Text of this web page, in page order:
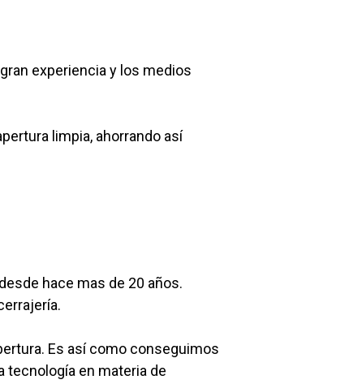
experiencia y los medios
limpia, ahorrando así
hace mas de 20 años.
Es así como conseguimos
tecnología en materia de